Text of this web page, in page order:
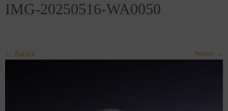
IMG-20250516-WA0050
← Zurück Weiter →